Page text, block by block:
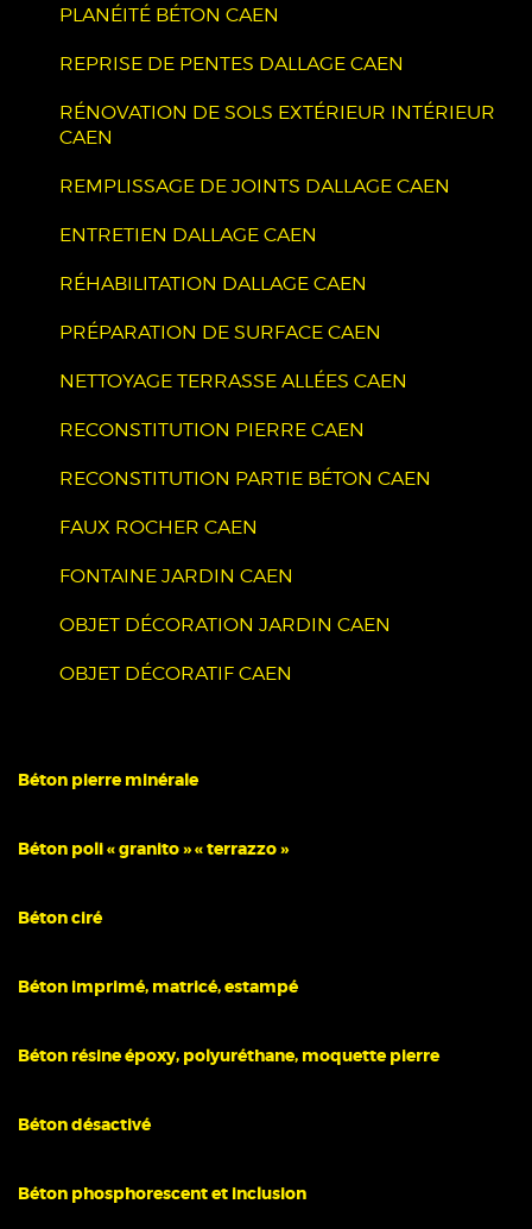
PLANÉITÉ BÉTON CAEN
REPRISE DE PENTES DALLAGE CAEN
RÉNOVATION DE SOLS EXTÉRIEUR INTÉRIEUR
CAEN
REMPLISSAGE DE JOINTS DALLAGE CAEN
ENTRETIEN DALLAGE CAEN
RÉHABILITATION DALLAGE CAEN
PRÉPARATION DE SURFACE CAEN
NETTOYAGE TERRASSE ALLÉES CAEN
RECONSTITUTION PIERRE CAEN
RECONSTITUTION PARTIE BÉTON CAEN
FAUX ROCHER CAEN
FONTAINE JARDIN CAEN
OBJET DÉCORATION JARDIN CAEN
OBJET DÉCORATIF CAEN
Béton pierre minérale
Béton poli « granito » « terrazzo »
Béton ciré
Béton imprimé, matricé, estampé
Béton résine époxy, polyuréthane, moquette pierre
Béton désactivé
Béton phosphorescent et inclusion